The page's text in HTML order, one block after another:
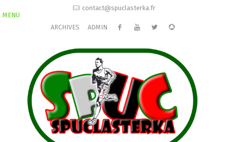
contact@spuclasterka.fr
ARCHIVES ADMIN
MENU